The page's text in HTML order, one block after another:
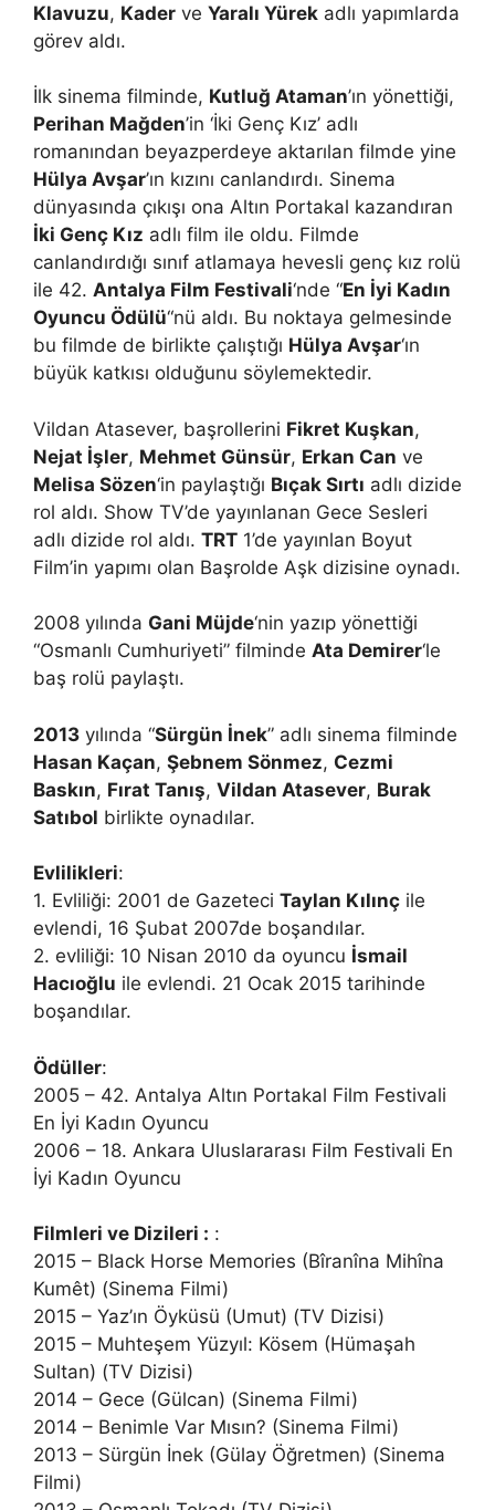
Klavuzu, Kader ve Yaralı Yürek adlı yapımlarda
görev aldı.
İlk sinema filminde, Kutluğ Ataman’ın yönettiği,
Perihan Mağden’in ‘İki Genç Kız’ adlı
romanından beyazperdeye aktarılan filmde yine
Hülya Avşar’ın kızını canlandırdı. Sinema
dünyasında çıkışı ona Altın Portakal kazandıran
İki Genç Kız adlı film ile oldu. Filmde
canlandırdığı sınıf atlamaya hevesli genç kız rolü
ile 42. Antalya Film Festivali‘nde “En İyi Kadın
Oyuncu Ödülü“nü aldı. Bu noktaya gelmesinde
bu filmde de birlikte çalıştığı Hülya Avşar‘ın
büyük katkısı olduğunu söylemektedir.
Vildan Atasever, başrollerini Fikret Kuşkan,
Nejat İşler, Mehmet Günsür, Erkan Can ve
Melisa Sözen‘in paylaştığı Bıçak Sırtı adlı dizide
rol aldı. Show TV’de yayınlanan Gece Sesleri
adlı dizide rol aldı. TRT 1’de yayınlan Boyut
Film’in yapımı olan Başrolde Aşk dizisine oynadı.
2008 yılında Gani Müjde‘nin yazıp yönettiği
“Osmanlı Cumhuriyeti” filminde Ata Demirer‘le
baş rolü paylaştı.
2013 yılında “Sürgün İnek” adlı sinema filminde
Hasan Kaçan, Şebnem Sönmez, Cezmi
Baskın, Fırat Tanış, Vildan Atasever, Burak
Satıbol birlikte oynadılar.
Evlilikleri:
1. Evliliği: 2001 de Gazeteci Taylan Kılınç ile
evlendi, 16 Şubat 2007de boşandılar.
2. evliliği: 10 Nisan 2010 da oyuncu İsmail
Hacıoğlu ile evlendi. 21 Ocak 2015 tarihinde
boşandılar.
Ödüller:
2005 – 42. Antalya Altın Portakal Film Festivali
En İyi Kadın Oyuncu
2006 – 18. Ankara Uluslararası Film Festivali En
İyi Kadın Oyuncu
Filmleri ve Dizileri : :
2015 – Black Horse Memories (Bîranîna Mihîna
Kumêt) (Sinema Filmi)
2015 – Yaz’ın Öyküsü (Umut) (TV Dizisi)
2015 – Muhteşem Yüzyıl: Kösem (Hümaşah
Sultan) (TV Dizisi)
2014 – Gece (Gülcan) (Sinema Filmi)
2014 – Benimle Var Mısın? (Sinema Filmi)
2013 – Sürgün İnek (Gülay Öğretmen) (Sinema
Filmi)